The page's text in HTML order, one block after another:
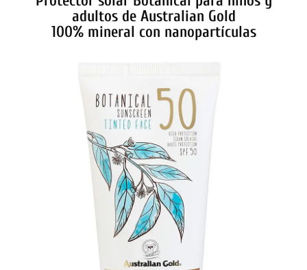
adultos de Australian Gold
100% mineral con nanopartículas